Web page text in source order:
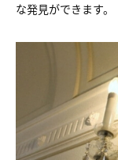
な発見ができます。